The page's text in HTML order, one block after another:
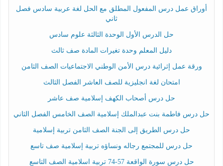
أوراق عمل درس المفعول المطلق مع الحل لغة عربية سادس فصل
ثاني
حل الدرس الأول الوحدة الثالثة علوم سادس
دليل المعلم وحدة تغيرات المادة صف ثالث
ورقة عمل إثرائية درس الأمن الوطني الاجتماعيات الصف الثامن
امتحان لغة انجليزية للصف العاشر الفصل الثالث
حل درس أصحاب الكهف إسلامية صف عاشر
حل درس فاطمة بنت عبدالملك إسلامية الصف الخامس الفصل الثاني
حل درس الطريق إلى الجنة الصف الثامن تربية إسلامية
حل درس للمجتمع رجاله ونساؤه تربية إسلامية صف تاسع
حل درس سورة الواقعة 57-74 تربية اسلامية الصف التاسع